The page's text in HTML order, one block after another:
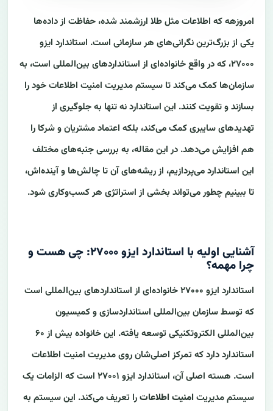
امروزهه که اطلاعات مثل طلا ارزشمند شده، حفاظت از داده‌ها
یکی از بزرگ‌ترین نگرانی‌های هر سازمانی است. استاندارد ایزو
۲۷۰۰۰، که در واقع خانواده‌ای از استانداردهای بین‌المللی است، به
سازمان‌ها کمک می‌کند تا سیستم مدیریت امنیت اطلاعات خود را
بسازند و تقویت کنند. این استاندارد نه تنها به جلوگیری از
تهدیدهای سایبری کمک می‌کند، بلکه اعتماد مشتریان و شرکا را
هم افزایش می‌دهد. در این مقاله، به بررسی جنبه‌های مختلف
این استاندارد می‌پردازیم، از ریشه‌های آن تا چالش‌ها و آینده‌اش،
تا ببینیم چطور می‌تواند بخشی از استراتژی هر کسب‌وکاری شود.
آشنایی اولیه با استاندارد ایزو ۲۷۰۰۰: چی هست و
چرا مهمه؟
استاندارد ایزو ۲۷۰۰۰ خانواده‌ای از استانداردهای بین‌المللی است
که توسط سازمان بین‌المللی استانداردسازی و کمیسیون
بین‌المللی الکتروتکنیکی توسعه یافته. این خانواده بیش از ۶۰
استاندارد دارد که تمرکز اصلی‌شان روی مدیریت امنیت اطلاعات
است. هسته اصلی آن، استاندارد ایزو ۲۷۰۰۱ است که الزامات یک
سیستم مدیریت امنیت اطلاعاترا تعریف می‌کند. این سیستم به